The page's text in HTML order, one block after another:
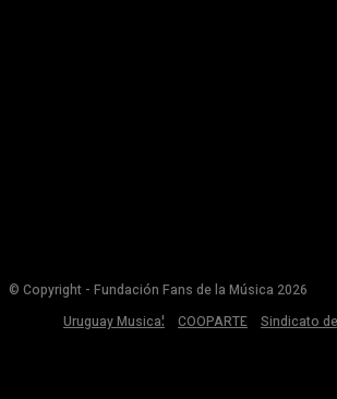
© Copyright - Fundación Fans de la Música 2026
Uruguay Musical
COOPARTE Sindicato